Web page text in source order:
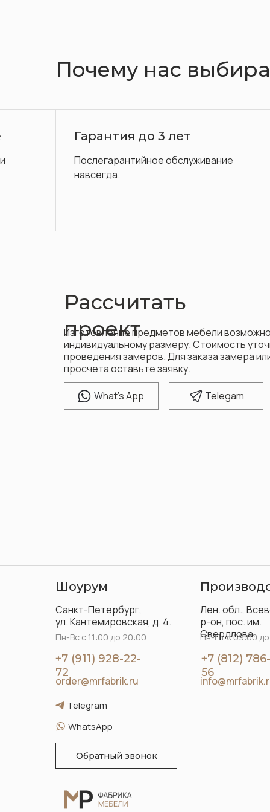
Почему нас
Гарантия до 3 лет
Послегарантийное обслуживание
навсегда.
What's App Telegam
Рассчитать
проект
Изготовление предметов мебели
индивидуальному размеру. Стоимость
проведения замеров. Для заказа замера
просчета оставьте заявку.
order@mrfabrik.ru
Санкт-Петербург,
ул. Кантемировская, д. 4.
Шоурум
+7 (812)
56
+7 (911) 928-22-
72
Пн-Вс с 11:00 до 20:00 Пн-Пт с 09:00
WhatsApp
Telegram
Лен. обл.,
р-он, пос. им.
Свердлова.
Обратный звонок